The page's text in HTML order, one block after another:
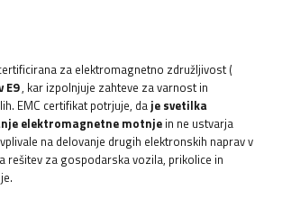
za elektromagnetno združljivost (
E9, kar izpolnjuje zahteve za varnost in
EMC certifikat potrjuje, daje svetilka
elektromagnetne motnje in ne ustvarja
na delovanje drugih elektronskih naprav v
rešitev za gospodarska vozila, prikolice in